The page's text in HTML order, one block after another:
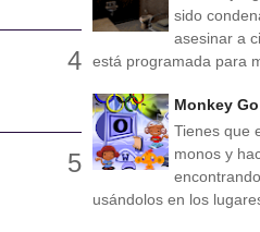
sido
asesinar a
está programada para
Monkey
Tienes que
monos y
usándolos en los